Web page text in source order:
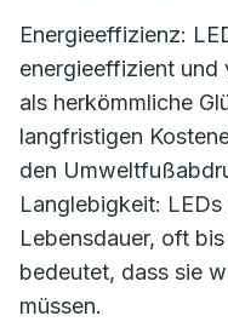
Energieeffizienz:
energieeffizient und
als herkömmliche
langfristigen
den
Langlebigkeit:
Lebensdauer, oft
bedeutet, dass sie
müssen.